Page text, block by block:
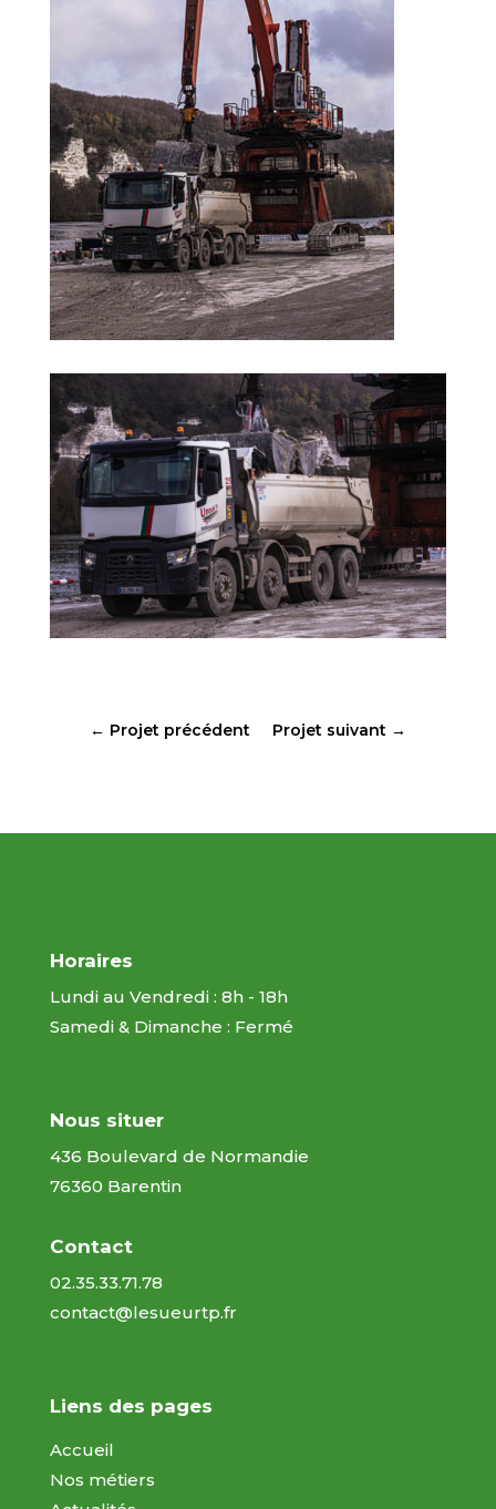
← Projet précédent Projet suivant →
Horaires
Lundi au Vendredi : 8h - 18h
Samedi & Dimanche : Fermé
Nous situer
436 Boulevard de Normandie
76360 Barentin
Contact
02.35.33.71.78
contact@lesueurtp.fr
Liens des pages
Accueil
Nos métiers